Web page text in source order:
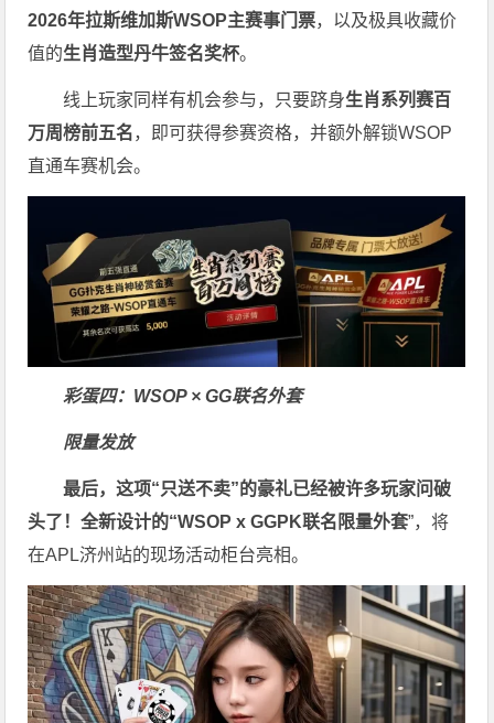
2026年拉斯维加斯WSOP主赛事门票，以及极具收藏价
值的生肖造型丹牛签名奖杯。
线上玩家同样有机会参与，只要跻身生肖系列赛百
万周榜前五名，即可获得参赛资格，并额外解锁WSOP
直通车赛机会。
彩蛋四：WSOP × GG联名外套
限量发放
最后，这项“只送不卖”的豪礼已经被许多玩家问破
头了！全新设计的“WSOP x GGPK联名限量外套”，将
在APL济州站的现场活动柜台亮相。